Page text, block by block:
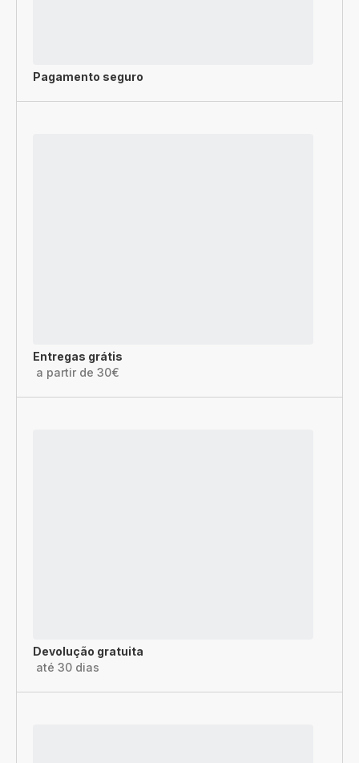
Pagamento seguro
Entregas grátis
a partir de 30€
Devolução gratuita
até 30 dias